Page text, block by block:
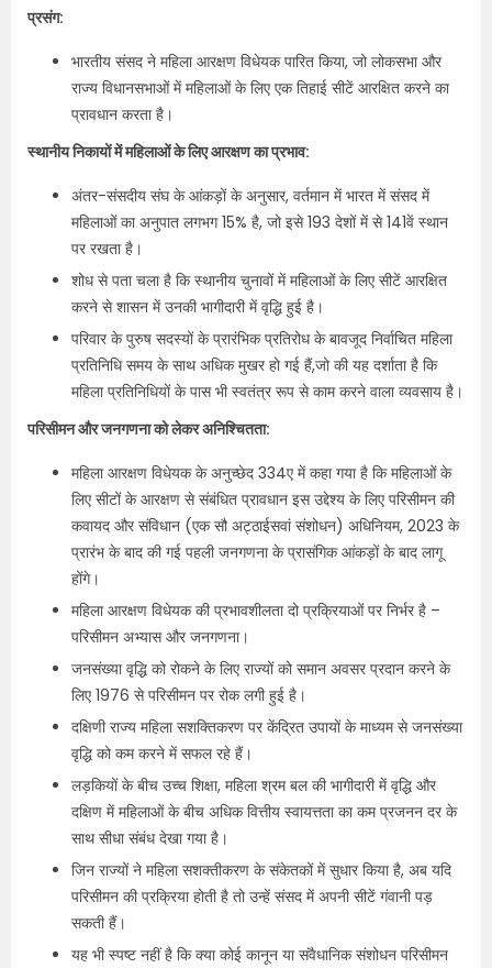
प्रसंग:
भारतीय संसद ने महिला आरक्षण विधेयक पारित किया, जो लोकसभा और
राज्य विधानसभाओं में महिलाओं के लिए एक तिहाई सीटें आरक्षित करने का
प्रावधान करता है।
स्थानीय निकायों में महिलाओं के लिए आरक्षण का प्रभाव:
अंतर-संसदीय संघ के आंकड़ों के अनुसार, वर्तमान में भारत में संसद में
महिलाओं का अनुपात लगभग 15% है, जो इसे 193 देशों में से 141वें स्थान
पर रखता है।
शोध से पता चला है कि स्थानीय चुनावों में महिलाओं के लिए सीटें आरक्षित
करने से शासन में उनकी भागीदारी में वृद्धि हुई है।
परिवार के पुरुष सदस्यों के प्रारंभिक प्रतिरोध के बावजूद निर्वाचित महिला
प्रतिनिधि समय के साथ अधिक मुखर हो गई हैं,जो की यह दर्शाता है कि
महिला प्रतिनिधियों के पास भी स्वतंत्र रूप से काम करने वाला व्‍यवसाय है।
परिसीमन और जनगणना को लेकर अनिश्चितता:
महिला आरक्षण विधेयक के अनुच्छेद 334ए में कहा गया है कि महिलाओं के
लिए सीटों के आरक्षण से संबंधित प्रावधान इस उद्देश्य के लिए परिसीमन की
कवायद और संविधान (एक सौ अट्ठाईसवां संशोधन) अधिनियम, 2023 के
प्रारंभ के बाद की गई पहली जनगणना के प्रासंगिक आंकड़ों के बाद लागू
होंगे।
महिला आरक्षण विधेयक की प्रभावशीलता दो प्रक्रियाओं पर निर्भर है –
परिसीमन अभ्यास और जनगणना।
जनसंख्या वृद्धि को रोकने के लिए राज्यों को समान अवसर प्रदान करने के
लिए 1976 से परिसीमन पर रोक लगी हुई है।
दक्षिणी राज्य महिला सशक्तिकरण पर केंद्रित उपायों के माध्यम से जनसंख्या
वृद्धि को कम करने में सफल रहे हैं।
लड़कियों के बीच उच्च शिक्षा, महिला श्रम बल की भागीदारी में वृद्धि और
दक्षिण में महिलाओं के बीच अधिक वित्तीय स्वायत्तता का कम प्रजनन दर के
साथ सीधा संबंध देखा गया है।
जिन राज्यों ने महिला सशक्तीकरण के संकेतकों में सुधार किया है, अब यदि
परिसीमन की प्रक्रिया होती है तो उन्हें संसद में अपनी सीटें गंवानी पड़
सकती हैं।
यह भी स्पष्ट नहीं है कि क्या कोई कानून या संवैधानिक संशोधन परिसीमन